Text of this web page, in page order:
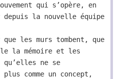
qui s’opère, en
la nouvelle équipe
que les murs tombent, que
la mémoire et les
ne se
comme un concept,